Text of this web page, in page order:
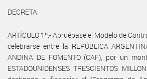
DECRETA:
ARTÍCULO 1º.- Apruébase el Modelo de
celebrarse entre la REPÚBLICA
ANDINA DE FOMENTO (CAF), por un
ESTADOUNIDENSES TRESCIENTOS